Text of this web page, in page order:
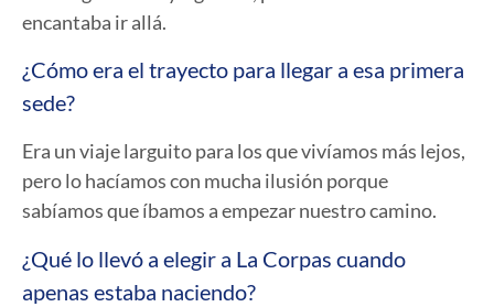
encantaba ir allá.
¿Cómo era el trayecto para llegar a esa primera
sede?
Era un viaje larguito para los que vivíamos más lejos,
pero lo hacíamos con mucha ilusión porque
sabíamos que íbamos a empezar nuestro camino.
¿Qué lo llevó a elegir a La Corpas cuando
apenas estaba naciendo?